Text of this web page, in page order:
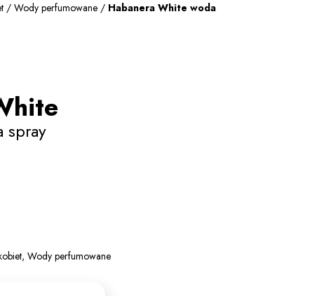
/ Wody perfumowane/ Habanera White woda
spray
, Wody perfumowane